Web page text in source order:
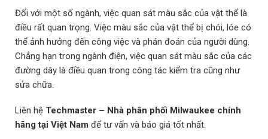
Đối với một số ngành, việc quan sát màu sắc của vật thể là
điều rất quan trọng. Việc màu sắc của vật thể bị chói, lóe có
thể ảnh hưởng đến công việc và phán đoán của người dùng.
Chẳng hạn trong ngành điện, việc quan sát màu sắc của các
đường dây là điều quan trong công tác kiểm tra cũng như
sửa chữa.
Liên hệ Techmaster – Nhà phân phối Milwaukee chính
hãng tại Việt Nam để tư vấn và báo giá tốt nhất.